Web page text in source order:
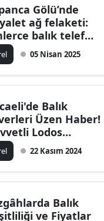
Gölü’nde
ağ felaketi:
balık telef
05 Nisan 2025
Balık
Üzen Haber!
Lodos
Balıkçı
Denize
22 Kasım 2024
Balık
ve Fiyatlar